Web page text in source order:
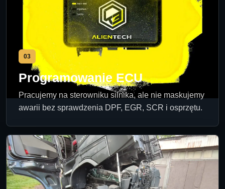
03
Programowanie ECU
Pracujemy na sterowniku silnika, ale nie maskujemy
awarii bez sprawdzenia DPF, EGR, SCR i osprzętu.